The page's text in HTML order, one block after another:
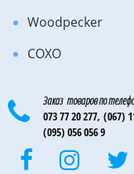
Woodpecker
COXO
Заказ товаров по
073 77 20 277, (067)
(095) 056 056 9